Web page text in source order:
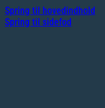
Spring til hovedindhold
Spring til sidefod